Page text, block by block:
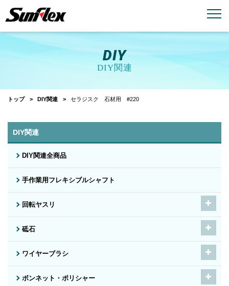
emailお問い合わせ
DIY
DIY関連
トップ DIY関連 セラジスク 石材用 #220
DIY関連
DIY関連全商品
手作業用フレキシブルシャフト
回転ヤスリ
砥石
ワイヤーブラシ
ボンネット・ポリシャー